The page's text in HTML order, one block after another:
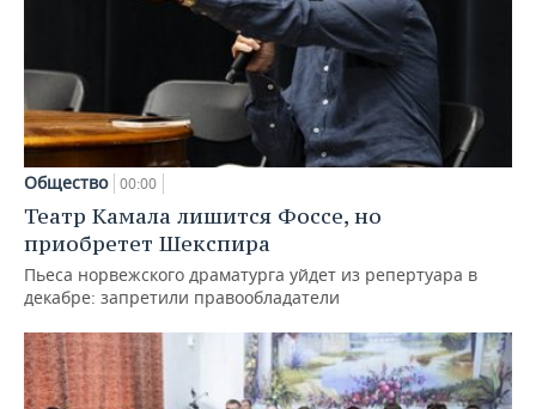
Общество 00:00
Театр Камала лишится Фоссе, но
приобретет Шекспира
Пьеса норвежского драматурга уйдет из репертуара в
декабре: запретили правообладатели